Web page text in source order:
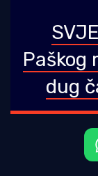
Paškog
dug